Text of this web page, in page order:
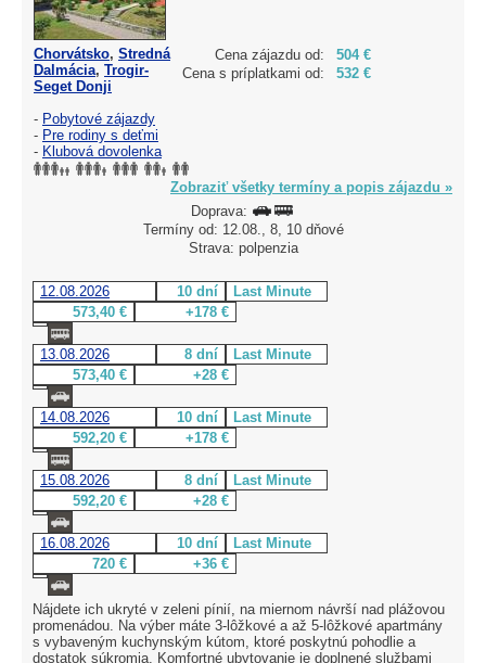
Cena zájazdu od:
504 €
Cena s príplatkami od:
532 €
Chorvátsko, Stredná
Dalmácia, Trogir-
Seget Donji
- Pobytové zájazdy
- Pre rodiny s deťmi
- Klubová dovolenka
Zobraziť všetky termíny a popis zájazdu »
Doprava:
Termíny od: 12.08., 8, 10 dňové
Strava: polpenzia
12.08.2026 10 dní
Last Minute
573,40 €
+178 €
13.08.2026 8 dní
Last Minute
573,40 €
+28 €
14.08.2026 10 dní
Last Minute
592,20 €
+178 €
15.08.2026 8 dní
Last Minute
592,20 €
+28 €
16.08.2026 10 dní
Last Minute
720 €
+36 €
Nájdete ich ukryté v zeleni pínií, na miernom návrší nad plážovou
promenádou. Na výber máte 3-lôžkové a až 5-lôžkové apartmány
s vybaveným kuchynským kútom, ktoré poskytnú pohodlie a
dostatok súkromia. Komfortné ubytovanie je doplnené službami